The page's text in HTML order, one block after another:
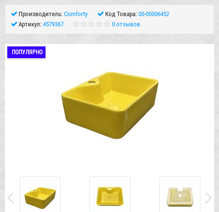
Производитель: Comforty Код Товара: 00-00006452
Артикул: 4579367 0 отзывов
ПОПУЛЯРНО